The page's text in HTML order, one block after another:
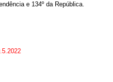
e 134º da República.